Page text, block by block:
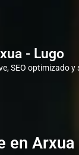
- Lugo
SEO optimizado y
en Arxua